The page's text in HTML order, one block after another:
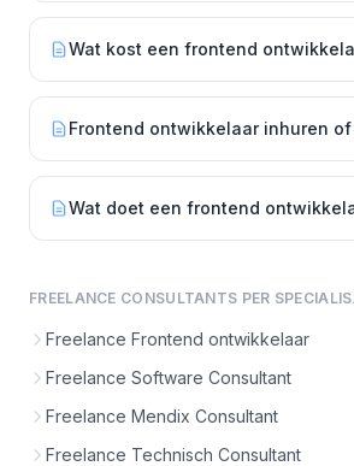
Wat kost een frontend
Frontend ontwikkelaar inhuren
Wat doet een frontend
FREELANCE CONSULTANTS PER
Freelance Frontend ontwikkelaar
Freelance Software Consultant
Freelance Mendix Consultant
Freelance Technisch Consultant